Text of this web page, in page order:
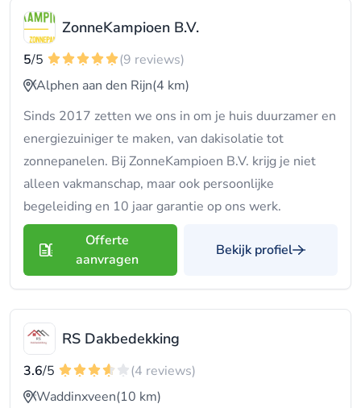
ZonneKampioen B.V.
5/5
(9 reviews)
Alphen aan den Rijn(4 km)
Sinds 2017 zetten we ons in om je huis duurzamer en
energiezuiniger te maken, van dakisolatie tot
zonnepanelen. Bij ZonneKampioen B.V. krijg je niet
alleen vakmanschap, maar ook persoonlijke
begeleiding en 10 jaar garantie op ons werk.
Offerte
aanvragen
Bekijk profiel
RS Dakbedekking
3.6/5
(4 reviews)
Waddinxveen(10 km)